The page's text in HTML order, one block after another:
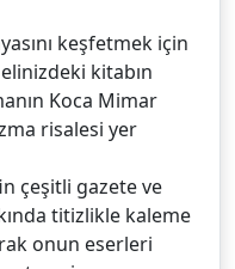
keşfetmek için
kitabın
Koca Mimar
risalesi yer
çeşitli gazete ve
titizlikle kaleme
onun eserleri